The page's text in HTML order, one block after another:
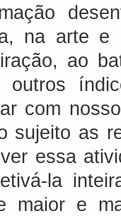
na arte e
ao
outros
com
sujeito as
essa
la
maior e